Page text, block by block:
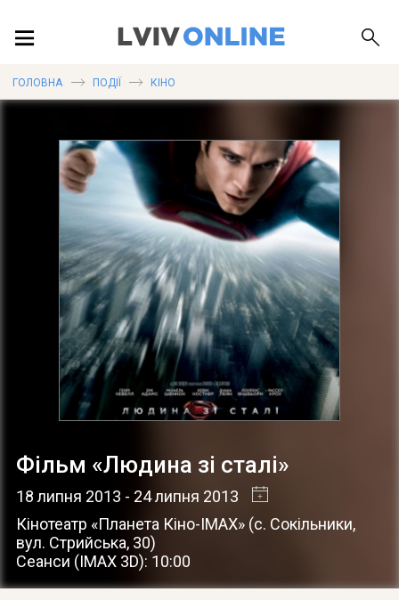
ПУБЛІКАЦІЇ
ДОВІДКА
ГОЛОВНА ПОДІЇ КІНО
Фільм «Людина зі сталі»
18 липня 2013 - 24 липня 2013
Кінотеатр «Планета Кіно-IMAX» (с. Сокільники,
вул. Стрийська, 30)
Сеанси (IMAX 3D): 10:00